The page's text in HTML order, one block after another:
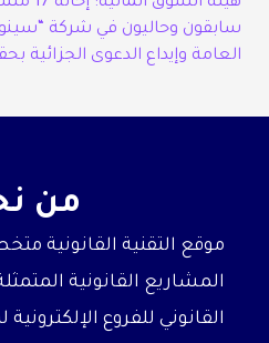
سابقون وحاليون في شركة
العامة وإيداع الدعوى الجزائية
من
موقع التقنية القانونية
المشاريع القانونية
القانوني للفروع